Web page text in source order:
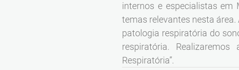
internos e especialistas em
temas relevantes nesta
patologia respiratória do
respiratória.
Respiratória”.